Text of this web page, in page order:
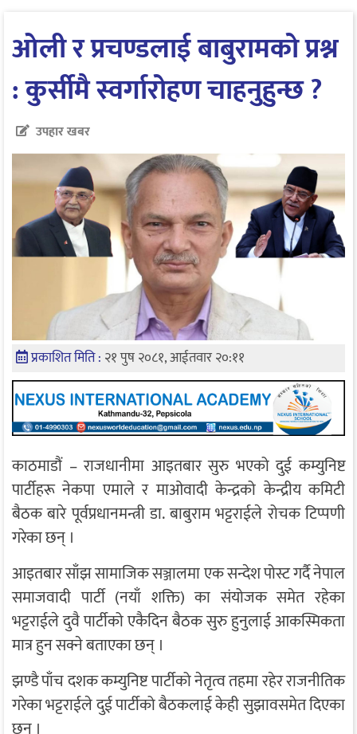
ओली र प्रचण्डलाई बाबुरामको प्रश्न
: कुर्सीमै स्वर्गारोहण चाहनुहुन्छ ?
उपहार खबर
प्रकाशित मिति : २१ पुष २०८१, आईतवार २०:११
काठमाडौं – राजधानीमा आइतबार सुरु भएको दुई कम्युनिष्ट
पार्टीहरू नेकपा एमाले र माओवादी केन्द्रको केन्द्रीय कमिटी
बैठक बारे पूर्वप्रधानमन्त्री डा. बाबुराम भट्टराईले रोचक टिप्पणी
गरेका छन् ।
आइतबार साँझ सामाजिक सञ्जालमा एक सन्देश पोस्ट गर्दै नेपाल
समाजवादी पार्टी (नयाँ शक्ति) का संयोजक समेत रहेका
भट्टराईले दुवै पार्टीको एकैदिन बैठक सुरु हुनुलाई आकस्मिकता
मात्र हुन सक्ने बताएका छन् ।
झण्डै पाँच दशक कम्युनिष्ट पार्टीको नेतृत्व तहमा रहेर राजनीतिक
गरेका भट्टराईले दुई पार्टीको बैठकलाई केही सुझावसमेत दिएका